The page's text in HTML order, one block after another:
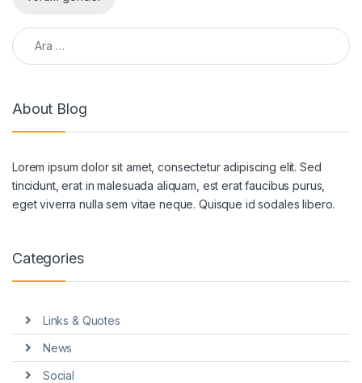
Arama:
About Blog
Lorem ipsum dolor sit amet, consectetur adipiscing elit. Sed
tincidunt, erat in malesuada aliquam, est erat faucibus purus,
eget viverra nulla sem vitae neque. Quisque id sodales libero.
Categories
Links & Quotes
News
Social